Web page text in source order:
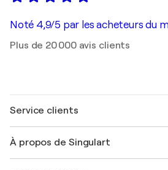
Noté 4,9/5 par les acheteurs du
Plus de 20 000 avis clients
Service clients
Expédition
À propos de Singulart